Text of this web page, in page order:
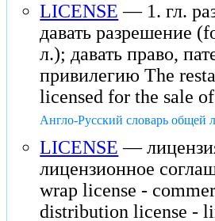
LICENSE — 1. гл.
давать разрешение
л.); давать право,
привилегию The
licensed for the sale
Англо-Русский словарь общей
LICENSE —
лицензионное
wrap license -
distribution license -